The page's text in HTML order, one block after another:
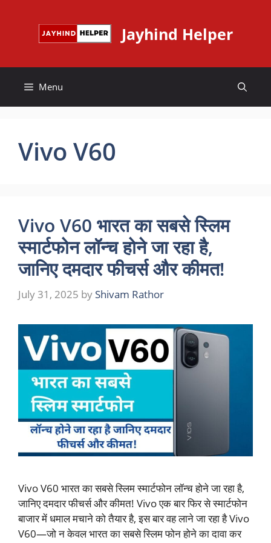
Jayhind Helper
Menu
Vivo V60
Vivo V60 भारत का सबसे स्लिम
स्मार्टफोन लॉन्च होने जा रहा है,
जानिए दमदार फीचर्स और कीमत!
July 31, 2025 by Shivam Rathor
Vivo V60 भारत का सबसे स्लिम स्मार्टफोन लॉन्च होने जा रहा है,
जानिए दमदार फीचर्स और कीमत! Vivo एक बार फिर से स्मार्टफोन
बाजार में धमाल मचाने को तैयार है, इस बार वह लाने जा रहा है Vivo
V60—जो न केवल भारत का सबसे स्लिम फोन होने का दावा कर